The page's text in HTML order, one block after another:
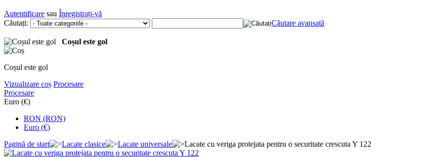
Autentificare sau Înregistrați-vă
Căutați:
Căutare avansată
Coșul este gol
Coșul este gol
Vizualizare coș Procesare
Procesare
Euro (€)
RON (RON)
Euro (€)
Pagină de start
Lacate clasice Lacate universale Lacate cu veriga protejata pentru o securitate crescuta Y 122